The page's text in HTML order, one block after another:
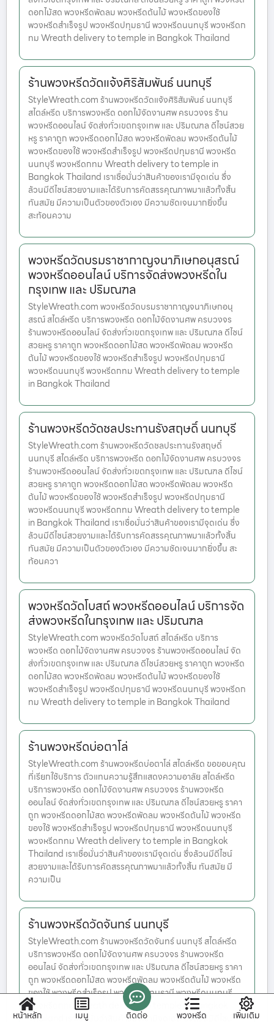
ดอกไม้สด พวงหรีดพัดลม พวงหรีดต้นไม้ พวงหรีดของใช้
พวงหรีดสำเร็จรูป พวงหรีดปทุมธานี พวงหรีดนนทบุรี พวงหรีดก
ทม Wreath delivery to temple in Bangkok Thailand
ร้านพวงหรีดวัดแจ้งศิริสัมพันธ์ นนทบุรี
StyleWreath.com ร้านพวงหรีดวัดแจ้งศิริสัมพันธ์ นนทบุรี
สไตล์หรีด บริการพวงหรีด ดอกไม้จัดงานศพ ครบวงจร ร้าน
พวงหรีดออนไลน์ จัดส่งทั่วเขตกรุงเทพ และ ปริมณฑล ดีไซน์สวย
หรู ราคาถูก พวงหรีดดอกไม้สด พวงหรีดพัดลม พวงหรีดต้นไม้
พวงหรีดของใช้ พวงหรีดสำเร็จรูป พวงหรีดปทุมธานี พวงหรีด
นนทบุรี พวงหรีดกทม Wreath delivery to temple in
Bangkok Thailand เราเชื่อมั่นว่าสินค้าของเรามีจุดเด่น ซึ่ง
ล้วนมีดีไซน์สวยงามและได้รับการคัดสรรคุณภาพมาแล้วทั้งสิ้น
ทันสมัย มีความเป็นตัวของตัวเอง มีความชัดเจนมากยิ่งขึ้น
สะท้อนความ
พวงหรีดวัดบรมราชากาญจนาภิเษกอนุสรณ์
พวงหรีดออนไลน์ บริการจัดส่งพวงหรีดใน
กรุงเทพ และ ปริมณฑล
StyleWreath.com พวงหรีดวัดบรมราชากาญจนาภิเษกอนุ
สรณ์ สไตล์หรีด บริการพวงหรีด ดอกไม้จัดงานศพ ครบวงจร
ร้านพวงหรีดออนไลน์ จัดส่งทั่วเขตกรุงเทพ และ ปริมณฑล ดีไซน์
สวยหรู ราคาถูก พวงหรีดดอกไม้สด พวงหรีดพัดลม พวงหรีด
ต้นไม้ พวงหรีดของใช้ พวงหรีดสำเร็จรูป พวงหรีดปทุมธานี
พวงหรีดนนทบุรี พวงหรีดกทม Wreath delivery to temple
in Bangkok Thailand
ร้านพวงหรีดวัดชลประทานรังสฤษดิ์ นนทบุรี
StyleWreath.com ร้านพวงหรีดวัดชลประทานรังสฤษดิ์
นนทบุรี สไตล์หรีด บริการพวงหรีด ดอกไม้จัดงานศพ ครบวงจร
ร้านพวงหรีดออนไลน์ จัดส่งทั่วเขตกรุงเทพ และ ปริมณฑล ดีไซน์
สวยหรู ราคาถูก พวงหรีดดอกไม้สด พวงหรีดพัดลม พวงหรีด
ต้นไม้ พวงหรีดของใช้ พวงหรีดสำเร็จรูป พวงหรีดปทุมธานี
พวงหรีดนนทบุรี พวงหรีดกทม Wreath delivery to temple
in Bangkok Thailand เราเชื่อมั่นว่าสินค้าของเรามีจุดเด่น ซึ่ง
ล้วนมีดีไซน์สวยงามและได้รับการคัดสรรคุณภาพมาแล้วทั้งสิ้น
ทันสมัย มีความเป็นตัวของตัวเอง มีความชัดเจนมากยิ่งขึ้น สะ
ท้อนควา
พวงหรีดวัดโบสถ์ พวงหรีดออนไลน์ บริการจัด
ส่งพวงหรีดในกรุงเทพ และ ปริมณฑล
StyleWreath.com พวงหรีดวัดโบสถ์ สไตล์หรีด บริการ
พวงหรีด ดอกไม้จัดงานศพ ครบวงจร ร้านพวงหรีดออนไลน์ จัด
ส่งทั่วเขตกรุงเทพ และ ปริมณฑล ดีไซน์สวยหรู ราคาถูก พวงหรีด
ดอกไม้สด พวงหรีดพัดลม พวงหรีดต้นไม้ พวงหรีดของใช้
พวงหรีดสำเร็จรูป พวงหรีดปทุมธานี พวงหรีดนนทบุรี พวงหรีดก
ทม Wreath delivery to temple in Bangkok Thailand
ร้านพวงหรีดบ่อตาโล่
StyleWreath.com ร้านพวงหรีดบ่อตาโล่ สไตล์หรีด ขอขอบคุณ
ที่เรียกใช้บริการ ตัวแทนความรู้สึกแสดงความอาลัย สไตล์หรีด
บริการพวงหรีด ดอกไม้จัดงานศพ ครบวงจร ร้านพวงหรีด
ออนไลน์ จัดส่งทั่วเขตกรุงเทพ และ ปริมณฑล ดีไซน์สวยหรู ราคา
ถูก พวงหรีดดอกไม้สด พวงหรีดพัดลม พวงหรีดต้นไม้ พวงหรีด
ของใช้ พวงหรีดสำเร็จรูป พวงหรีดปทุมธานี พวงหรีดนนทบุรี
พวงหรีดกทม Wreath delivery to temple in Bangkok
Thailand เราเชื่อมั่นว่าสินค้าของเรามีจุดเด่น ซึ่งล้วนมีดีไซน์
สวยงามและได้รับการคัดสรรคุณภาพมาแล้วทั้งสิ้น ทันสมัย มี
ความเป็น
ร้านพวงหรีดวัดจันทร์ นนทบุรี
StyleWreath.com ร้านพวงหรีดวัดจันทร์ นนทบุรี สไตล์หรีด
บริการพวงหรีด ดอกไม้จัดงานศพ ครบวงจร ร้านพวงหรีด
ออนไลน์ จัดส่งทั่วเขตกรุงเทพ และ ปริมณฑล ดีไซน์สวยหรู ราคา
ถูก พวงหรีดดอกไม้สด พวงหรีดพัดลม พวงหรีดต้นไม้ พวงหรีด
ของใช้ พวงหรีดสำเร็จรูป พวงหรีดปทุมธานี พวงหรีดนนทบุรี
พวงหรีดกทม Wreath delivery to temple in Bangkok
Thailand เราเชื่อมั่นว่าสินค้าของเรามีจุดเด่น ซึ่งล้วนมีดีไซน์
หน้าหลัก เมนู ติดต่อ พวงหรีด เพิ่มเติม